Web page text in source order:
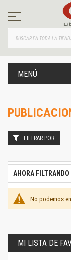
contenido
MENÚ
No podemos
FILTRAR POR
AHORA FILTRANDO
MI LISTA DE